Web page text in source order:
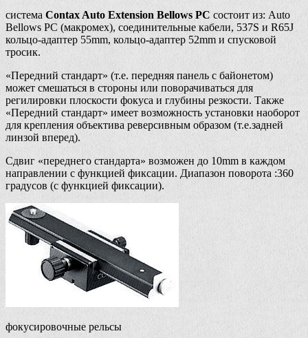
система Contax Auto Extension Bellows PC состоит из: Auto
Bellows PC (макромех), соединительные кабели, 537S и R65J
кольцо-адаптер 55mm, кольцо-адаптер 52mm и спусковой
тросик.
«Передний стандарт» (т.е. передняя панель с байонетом)
может смешаться в стороны или поворачиваться для
регилировки плоскости фокуса и глубины резкости. Также
«Передний стандарт» имеет возможность установки наоборот
для крепления объектива реверсивным образом (т.е.задней
линзой вперед).
Сдвиг «переднего стандарта» возможен до 10mm в каждом
направлении с функцией фиксации. Диапазон поворота :360
градусов (с функцией фиксации).
фокусировочные рельсы